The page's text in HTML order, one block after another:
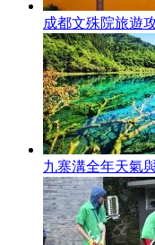
成都文殊院旅遊
九寨溝全年天氣